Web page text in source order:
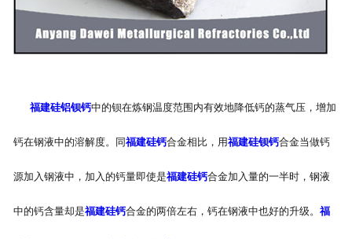
福建硅铝钡钙中的钡在炼钢温度范围内有效地降低钙的蒸气压，增加
钙在钢液中的溶解度。同福建硅钙合金相比，用福建硅钡钙合金当做钙
源加入钢液中，加入的钙量即使是福建硅钙合金加入量的一半时，钢液
中的钙含量却是福建硅钙合金的两倍左右，钙在钢液中也好的升级。 福